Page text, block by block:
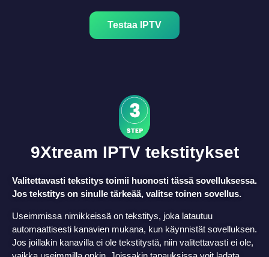
Testaa IPTV
9Xtream IPTV tekstitykset
Valitettavasti tekstitys toimii huonosti tässä sovelluksessa.
Jos tekstitys on sinulle tärkeää, valitse toinen sovellus.
Useimmissa nimikkeissä on tekstitys, joka latautuu
automaattisesti kanavien mukana, kun käynnistät sovelluksen.
Jos joillakin kanavilla ei ole tekstitystä, niin valitettavasti ei ole,